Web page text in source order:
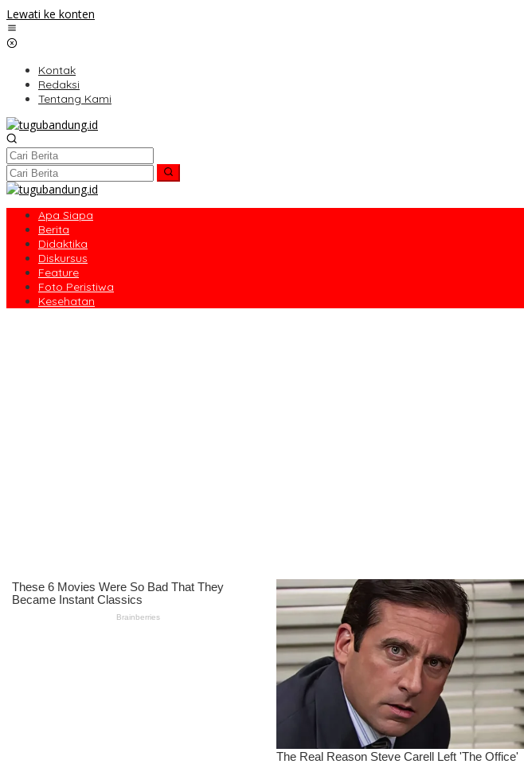
Lewati ke konten
Kontak
Redaksi
Tentang Kami
Apa Siapa
Berita
Didaktika
Diskursus
Feature
Foto Peristiwa
Kesehatan